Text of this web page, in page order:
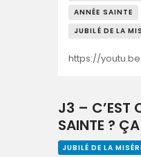
ANNÉE SAINTE
JUBILÉ DE LA
https://
J3 – C’EST
SAINTE ?
JUBILÉ DE LA